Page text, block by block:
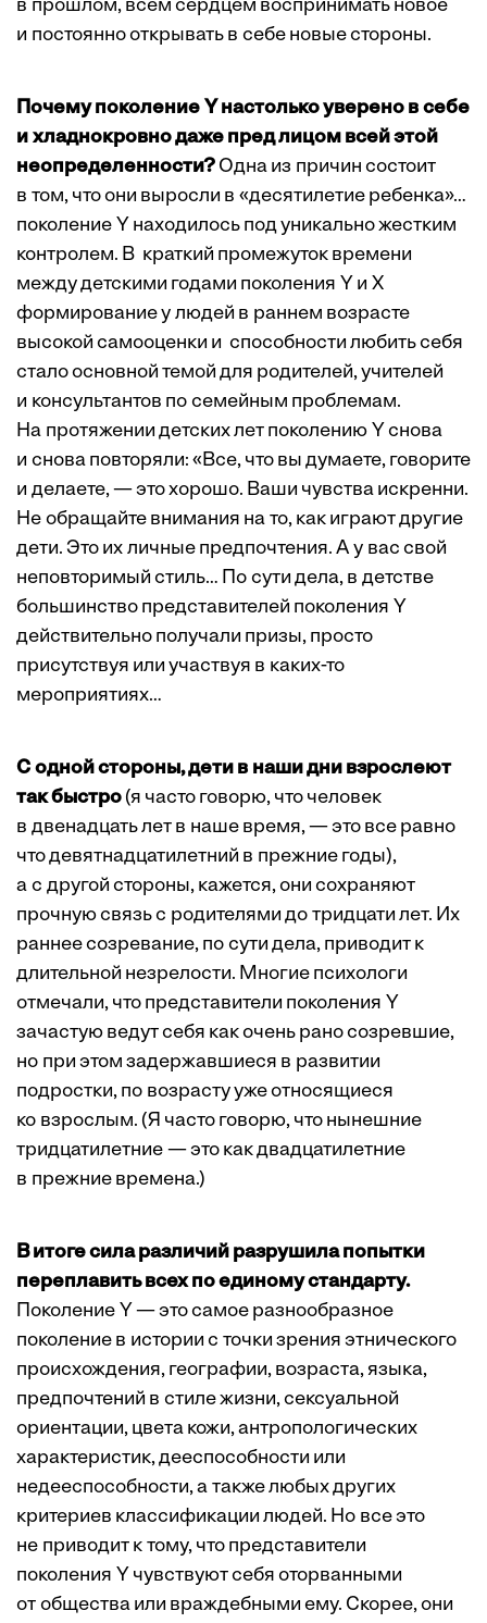
в прошлом, всем сердцем воспринимать новое
и постоянно открывать в себе новые стороны.
Почему поколение Y настолько уверено в себе
и хладнокровно даже пред лицом всей этой
неопределенности? Одна из причин состоит
в том, что они выросли в «десятилетие ребенка»…
поколение Y находилось под уникально жестким
контролем. В краткий промежуток времени
между детскими годами поколения Y и Х
формирование у людей в раннем возрасте
высокой самооценки и способности любить себя
стало основной темой для родителей, учителей
и консультантов по семейным проблемам.
На протяжении детских лет поколению Y снова
и снова повторяли: «Все, что вы думаете, говорите
и делаете, — это хорошо. Ваши чувства искренни.
Не обращайте внимания на то, как играют другие
дети. Это их личные предпочтения. А у вас свой
неповторимый стиль… По сути дела, в детстве
большинство представителей поколения Y
действительно получали призы, просто
присутствуя или участвуя в каких-то
мероприятиях…
С одной стороны, дети в наши дни взрослеют
так быстро (я часто говорю, что человек
в двенадцать лет в наше время, — это все равно
что девятнадцатилетний в прежние годы),
а с другой стороны, кажется, они сохраняют
прочную связь с родителями до тридцати лет. Их
раннее созревание, по сути дела, приводит к
длительной незрелости. Многие психологи
отмечали, что представители поколения Y
зачастую ведут себя как очень рано созревшие,
но при этом задержавшиеся в развитии
подростки, по возрасту уже относящиеся
ко взрослым. (Я часто говорю, что нынешние
тридцатилетние — это как двадцатилетние
в прежние времена.)
В итоге сила различий разрушила попытки
переплавить всех по единому стандарту.
Поколение Y — это самое разнообразное
поколение в истории с точки зрения этнического
происхождения, географии, возраста, языка,
предпочтений в стиле жизни, сексуальной
ориентации, цвета кожи, антропологических
характеристик, дееспособности или
недееспособности, а также любых других
критериев классификации людей. Но все это
не приводит к тому, что представители
поколения Y чувствуют себя оторванными
от общества или враждебными ему. Скорее, они